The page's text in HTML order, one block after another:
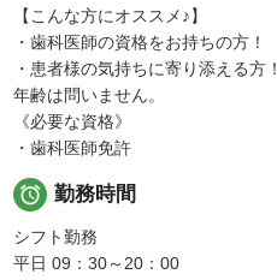
【こんな方にオススメ♪】
・歯科医師の資格をお持ちの方！
・患者様の気持ちに寄り添える方！
年齢は問いません。
《必要な資格》
・歯科医師免許
 勤務時間
シフト勤務
平日 09：30～20：00